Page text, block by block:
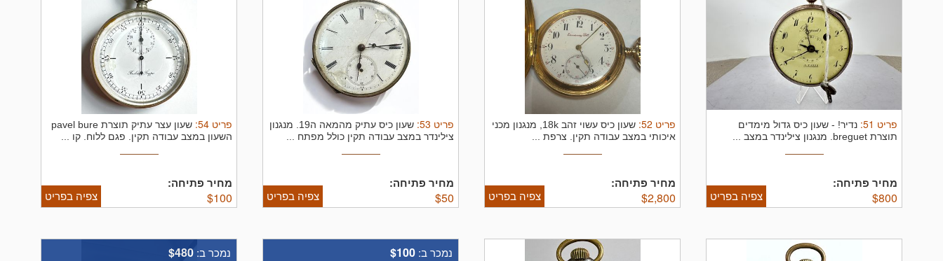
פריט 51
: נדיר! - שעון כיס גדול מימדים
תוצרת breguet. מנגנון צילינדר במצב ...
מחיר פתיחה:
$800 צפיה בפריט
פריט 52
:
שעון כיס עשוי זהב 18k, מנגנון מכני
איכותי במצב עבודה תקין. צרפת ...
מחיר פתיחה:
$2,800 צפיה בפריט
פריט 53
:
שעון כיס עתיק מהמאה ה19. מנגנון
צילינדר במצב עבודה תקין כולל מפתח ...
מחיר פתיחה:
$50 צפיה בפריט
פריט 54
:
שעון עצר עתיק תוצרת pavel bure
השעון במצב עבודה תקין. פגם ללוח. קו ...
מחיר פתיחה:
$100 צפיה בפריט
נמכר ב: $100 נמכר ב: $480